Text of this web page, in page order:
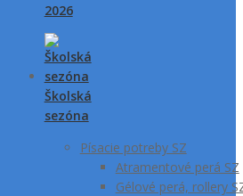
2026
Školská
sezóna
Písacie potreby SZ
Atramentové perá SZ
Gélové perá, rollery